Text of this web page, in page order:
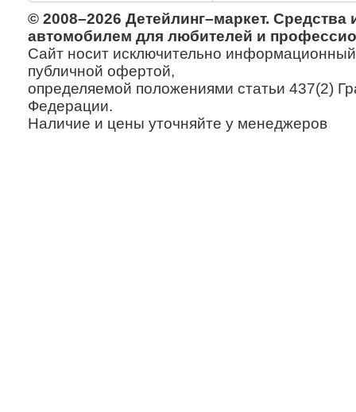
© 2008–2026 Детейлинг–маркет. Средства
автомобилем для любителей и
Сайт носит исключительно информационный
публичной офертой,
определяемой положениями статьи 437(2)
Федерации.
Наличие и цены уточняйте у менеджеров